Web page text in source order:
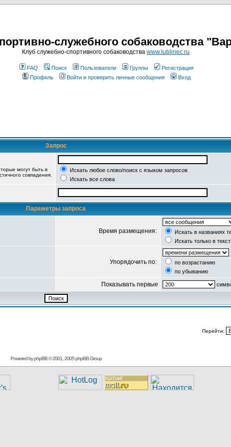
служебного собаководства
Клуб служебно-спортивного собаководства www.lublinec.ru
FAQ Поиск Пользователи Группы
Регистрация
Профиль
Войти и проверить личные сообщения Вход
Запрос
могут быть в
совпадения.
Искать любое слово/поиск с языком запросов
Искать все слова
Параметры запроса
Время размещения:
Искать в названиях
Искать только в
Упорядочить по:
по возрастанию
по убыванию
Показывать первые
Перейти:
Powered byphpBB© 2001, 2005 phpBB Group